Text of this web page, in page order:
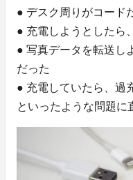
● デスク周りがコード
● 充電しようとしたら
● 写真データを転送し
だった
● 充電していたら、過
といったような問題に